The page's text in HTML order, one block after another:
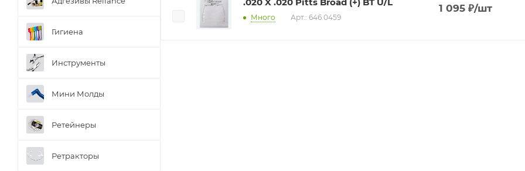
Много Арт.: 646.0459
1 095₽/шт
Гигиена
Инструменты
Мини Молды
Ретейнеры
Ретракторы